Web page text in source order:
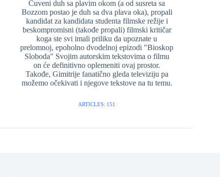
Čuveni duh sa plavim okom (a od susreta sa
Bozzom postao je duh sa dva plava oka), propali
kandidat za kandidata studenta filmske režije i
beskompromisni (takođe propali) filmski kritičar
koga ste svi imali priliku da upoznate u
prelomnoj, epoholno dvodelnoj epizodi "Bioskop
Sloboda" Svojim autorskim tekstovima o filmu
on će definitivno oplemeniti ovaj prostor.
Takođe, Gimitrije fanatično gleda televiziju pa
možemo očekivati i njegove tekstove na tu temu.
ARTICLES: 151